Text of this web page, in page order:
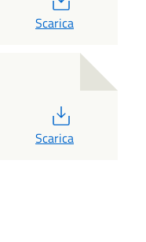
Scarica
Scarica